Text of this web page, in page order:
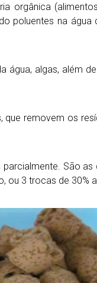
orgânica
poluentes na
algas, além
removem os
São
ou 3 trocas de 30%